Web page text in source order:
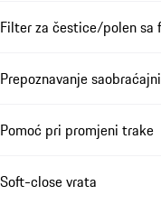
Filter za čestice/polen sa
Prepoznavanje
Pomoć pri promjeni trake
Soft-close vrata